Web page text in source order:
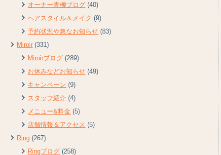
オーナー青柳ブログ (40)
ヘアスタイル＆メイク (9)
予約状況や急なお知らせ (83)
Miroir (331)
Miroirブログ (289)
お休みなどお知らせ (49)
キャンペーン (9)
スタッフ紹介 (4)
メニュー&料金 (5)
店舗情報＆アクセス (5)
Ring (267)
Ringブログ (258)